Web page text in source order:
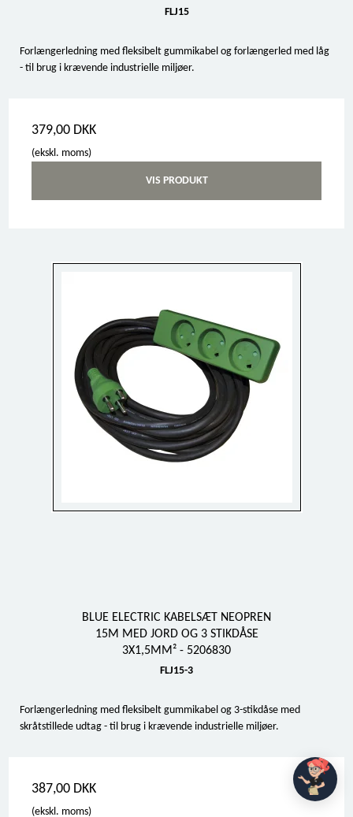
FLJ15
Forlængerledning med fleksibelt gummikabel og forlængerled med låg
- til brug i krævende industrielle miljøer.
379,00 DKK
(ekskl. moms)
VIS PRODUKT
BLUE ELECTRIC KABELSÆT NEOPREN
15M MED JORD OG 3 STIKDÅSE
3X1,5MM² - 5206830
FLJ15-3
Forlængerledning med fleksibelt gummikabel og 3-stikdåse med
skråtstillede udtag - til brug i krævende industrielle miljøer.
387,00 DKK
(ekskl. moms)